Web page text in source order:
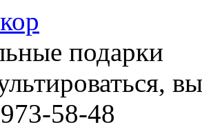
подарки
58-48